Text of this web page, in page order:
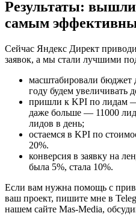
Результаты:
самым
Сейчас Яндекс Директ
заявок, а мы стали лучшими
масштабировали
году будем увеличивать
пришли к KPI по лидам
даже больше — 11000
лидов в день;
остаемся в KPI по
20%.
конверсия в заявку на
была 5%, стала 10%.
Если вам нужна помощь с
ваш проект, пишите мне в
нашем сайте Mas-Media,